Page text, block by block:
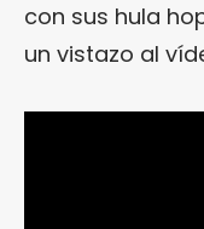
con sus hula
un vistazo al